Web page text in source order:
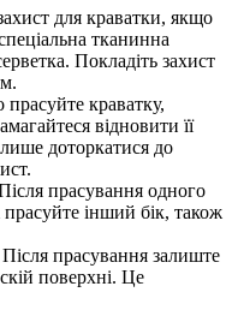
для краватки, якщо
тканинна
Покладіть захист
прасуйте краватку,
відновити її
доторкатися до
прасування одного
прасуйте інший бік, також
Після прасування залиште
поверхні. Це